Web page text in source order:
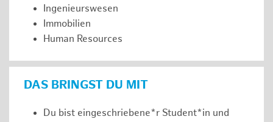
Ingenieurswesen
Immobilien
Human Resources
DAS BRINGST DU MIT
Du bist eingeschriebene*r Student*in und